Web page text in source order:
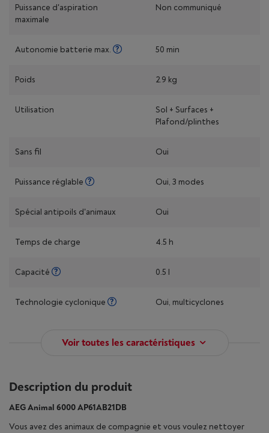
Puissance d'aspiration
maximale
Non communiqué
Autonomie batterie max. 50 min
Poids 2.9 kg
Utilisation
Sol + Surfaces +
Plafond/plinthes
Sans fil Oui
Puissance réglable Oui, 3 modes
Spécial antipoils d'animaux Oui
Temps de charge 4.5 h
Capacité 0.5 l
Technologie cyclonique Oui, multicyclones
Voir toutes les caractéristiques
Description du produit
AEG Animal 6000 AP61AB21DB
Vous avez des animaux de compagnie et vous voulez nettoyer